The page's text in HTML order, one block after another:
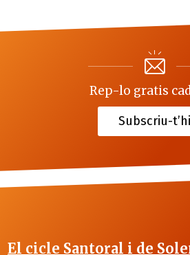
Rep-lo gratis
Subscriu-t’hi
El cicle Santoral i de